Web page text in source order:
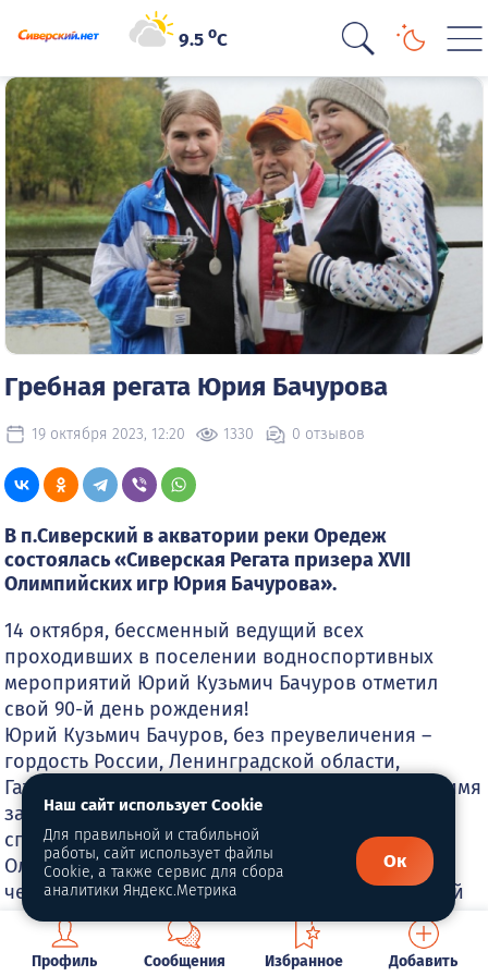
9.5oC
Гребная регата Юрия Бачурова
19 октября 2023, 12:20 1330 0 отзывов
В п.Сиверский в акватории реки Оредеж
состоялась «Сиверская Регата призера XVII
Олимпийских игр Юрия Бачурова».
14 октября, бессменный ведущий всех
проходивших в поселении водноспортивных
мероприятий Юрий Кузьмич Бачуров отметил
свой 90-й день рождения!
Юрий Кузьмич Бачуров, без преувеличения –
гордость России, Ленинградской области,
Гатчинского района и поселка Сиверский. Его имя
заняло достойное место в списке выдающихся
спортсменов нашей страны: бронзовый призер
Олимпийских игр 1960 года, многократный
чемпион СССР и Европы, победитель английской
Королевской регаты.
Коллеги и друзья говорят: за что бы ни брался
Юрий Кузьмич, он всегда добивался высоких
Профиль Сообщения Избранное Добавить
Наш сайт использует Cookie
Для правильной и стабильной
работы, сайт использует файлы
Cookie, а также сервис для сбора
аналитики Яндекс.Метрика
Ок